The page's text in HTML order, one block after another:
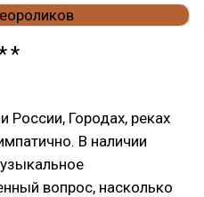
России, Городах, реках
В наличии
вопрос, насколько